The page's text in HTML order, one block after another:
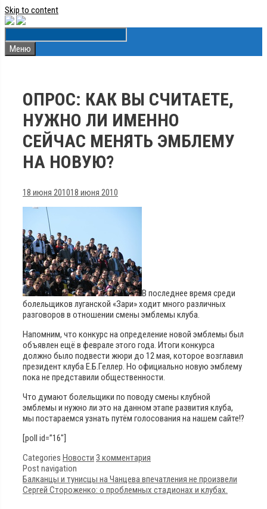
Skip to content
Меню
ОПРОС: КАК ВЫ СЧИТАЕТЕ,
НУЖНО ЛИ ИМЕННО
СЕЙЧАС МЕНЯТЬ ЭМБЛЕМУ
НА НОВУЮ?
18 июня 201018 июня 2010
В последнее время среди
болельщиков луганской «Зари» ходит много различных
разговоров в отношении смены эмблемы клуба.
Напомним, что конкурс на определение новой эмблемы был
объявлен ещё в феврале этого года. Итоги конкурса
должно было подвести жюри до 12 мая, которое возглавил
президент клуба Е.Б.Геллер. Но официально новую эмблему
пока не представили общественности.
Что думают болельщики по поводу смены клубной
эмблемы и нужно ли это на данном этапе развития клуба,
мы постараемся узнать путём голосования на нашем сайте!?
[poll id=”16″]
Categories Новости 3 комментария
Post navigation
Балканцы и тунисцы на Чанцева впечатления не произвели
Сергей Стороженко: о проблемных стадионах и клубах.